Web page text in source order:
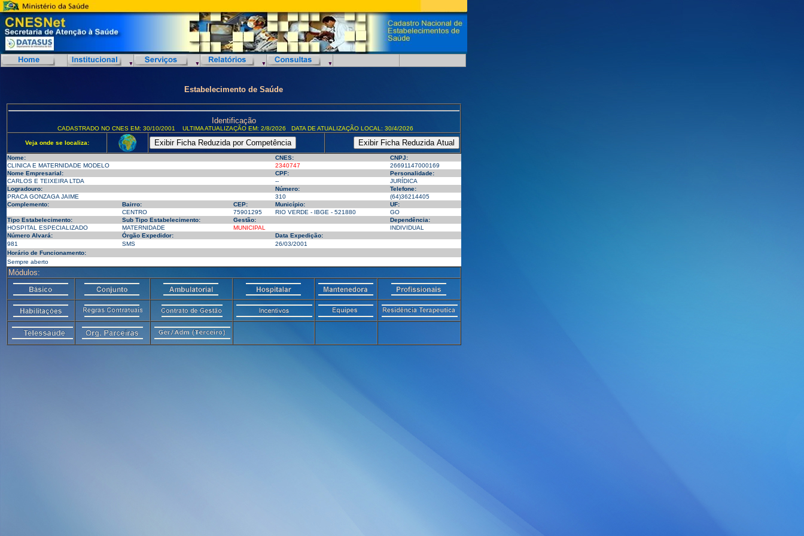
Estabelecimento de Saúde
Identificação
CADASTRADO NO CNES EM: 30/10/2001 ULTIMA ATUALIZAÇÃO EM: 2/8/2026 DATA DE ATUALIZAÇÃO LOCAL: 30/4/2026
Veja onde se localiza:
Nome: CNES:
CNPJ:
CLINICA E MATERNIDADE MODELO
2340747
26691147000169
Nome Empresarial:
CPF:
Personalidade:
CARLOS E TEIXEIRA LTDA
--
JURÍDICA
Logradouro:
Número:
Telefone:
PRACA GONZAGA JAIME
310
(64)36214405
Complemento:
Bairro: CEP: Município:
UF:
CENTRO
75901295 RIO VERDE - IBGE - 521880
GO
Tipo Estabelecimento:
Sub Tipo Estabelecimento: Gestão:
Dependência:
HOSPITAL ESPECIALIZADO
MATERNIDADE MUNICIPAL
INDIVIDUAL
Número Alvará:
Órgão Expedidor:
Data Expedição:
981
SMS
26/03/2001
Horário de Funcionamento:
Sempre aberto
Módulos: